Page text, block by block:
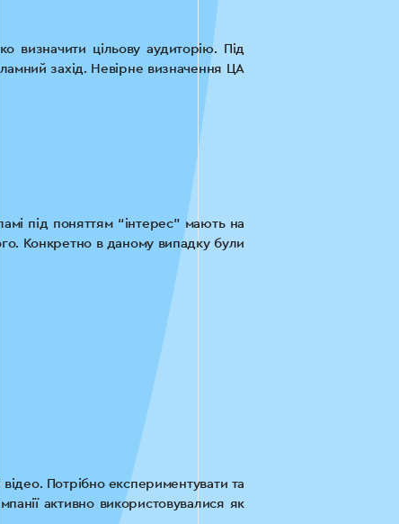
визначити цільову аудиторію. Під
захід. Невірне визначення ЦА
під поняттям “інтерес” мають на
Конкретно в даному випадку були
Потрібно експериментувати та
активно використовувалися як